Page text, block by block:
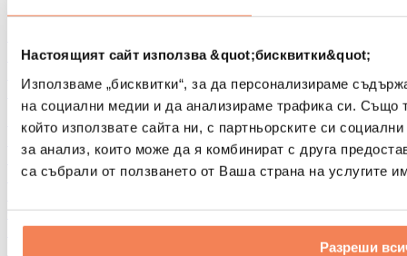
Настоящият сайт използва &quot;бисквитки&quot;
Използваме „бисквитки“, за да персонализираме
на социални медии и да анализираме трафика си. Също
който използвате сайта ни, с партньорските си
за анализ, които може да я комбинират с друга
са събрали от ползването от Ваша страна на услугите
Разреши
Чанти и аксесоари за храна
Чанти за фитнес
Раници
Аксесоари според вида дейност
Бойни спортове
Колоездене
Студена терапия
Плуване